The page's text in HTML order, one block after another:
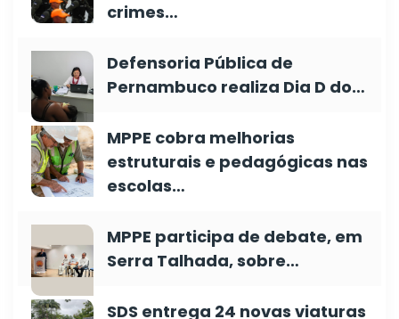
crimes…
Defensoria Pública de
Pernambuco realiza Dia D do…
MPPE cobra melhorias
estruturais e pedagógicas nas
escolas…
MPPE participa de debate, em
Serra Talhada, sobre…
SDS entrega 24 novas viaturas